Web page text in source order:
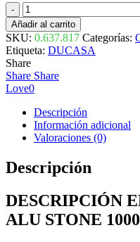
EMISOR
SECO
SERIE
ALU
STONE
1000
0.637.817
DUCASA
cantidad
Añadir al carrito
SKU: 0.637.817 Categorías:
Etiqueta: DUCASA
Share
Share Share
Love0
Descripción
Información adicional
Valoraciones (0)
Descripción
DESCRIPCIÓN
ALU STONE